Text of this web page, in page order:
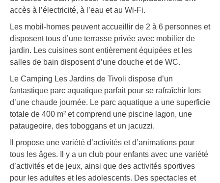
accès à l’électricité, à l’eau et au Wi-Fi.
Les mobil-homes peuvent accueillir de 2 à 6 personnes et
disposent tous d’une terrasse privée avec mobilier de
jardin. Les cuisines sont entièrement équipées et les
salles de bain disposent d’une douche et de WC.
Le Camping Les Jardins de Tivoli dispose d’un
fantastique parc aquatique parfait pour se rafraîchir lors
d’une chaude journée. Le parc aquatique a une superficie
totale de 400 m² et comprend une piscine lagon, une
pataugeoire, des toboggans et un jacuzzi.
Il propose une variété d’activités et d’animations pour
tous les âges. Il y a un club pour enfants avec une variété
d’activités et de jeux, ainsi que des activités sportives
pour les adultes et les adolescents. Des spectacles et